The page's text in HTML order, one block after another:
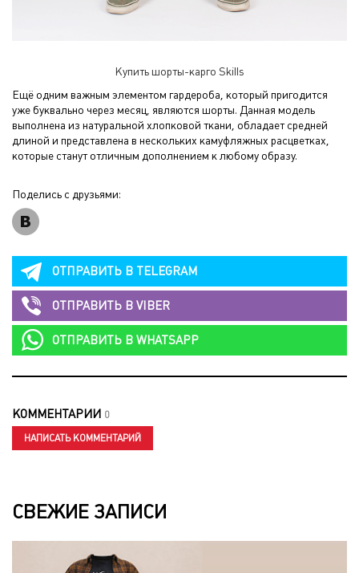
Купить шорты-карго Skills
Ещё одним важным элементом гардероба, который пригодится
уже буквально через месяц, являются шорты. Данная модель
выполнена из натуральной хлопковой ткани, обладает средней
длиной и представлена в нескольких камуфляжных расцветках,
которые станут отличным дополнением к любому образу.
Поделись с друзьями:
ОТПРАВИТЬ В TELEGRAM
ОТПРАВИТЬ В VIBER
ОТПРАВИТЬ В WHATSAPP
КОММЕНТАРИИ 0
НАПИСАТЬ КОММЕНТАРИЙ
СВЕЖИЕ ЗАПИСИ